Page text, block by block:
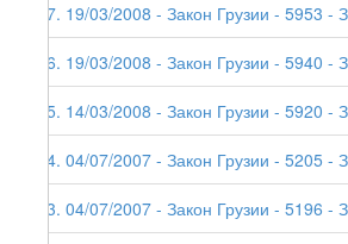
67. 19/03/2008 - Закон Грузии - 5953
66. 19/03/2008 - Закон Грузии - 5940
65. 14/03/2008 - Закон Грузии - 5920
64. 04/07/2007 - Закон Грузии - 5205
63. 04/07/2007 - Закон Грузии - 5196